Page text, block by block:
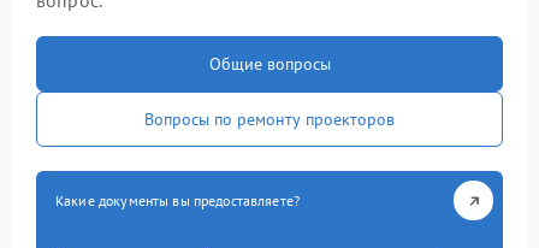
Общие вопросы
Вопросы по ремонту проекторов
Какие документы вы предоставляете?